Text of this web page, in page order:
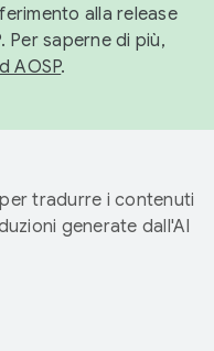
alla release
Per saperne di più,
AOSP.
tradurre i contenuti
generate dall'AI